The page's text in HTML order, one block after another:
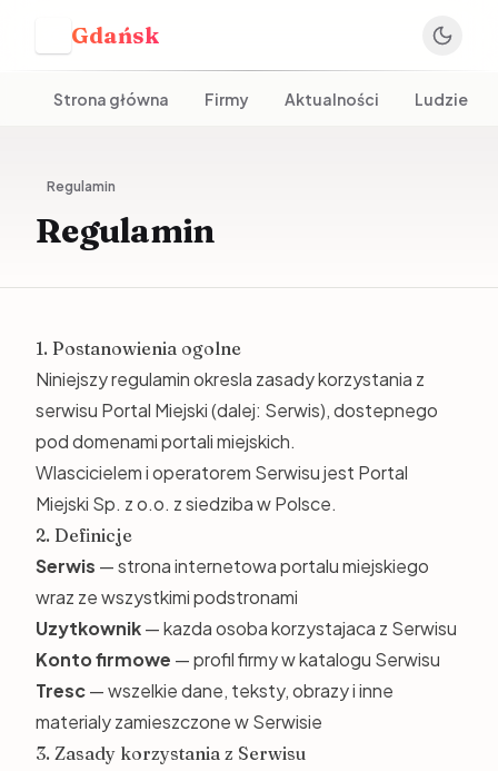
Gdańsk
Strona główna Firmy Aktualności Ludzie
Regulamin
Regulamin
1. Postanowienia ogolne
Niniejszy regulamin okresla zasady korzystania z
serwisu Portal Miejski (dalej: Serwis), dostepnego
pod domenami portali miejskich.
Wlascicielem i operatorem Serwisu jest Portal
Miejski Sp. z o.o. z siedziba w Polsce.
2. Definicje
Serwis — strona internetowa portalu miejskiego
wraz ze wszystkimi podstronami
Uzytkownik— kazda osoba korzystajaca z Serwisu
Konto firmowe — profil firmy w katalogu Serwisu
Tresc— wszelkie dane, teksty, obrazy i inne
materialy zamieszczone w Serwisie
3. Zasady korzystania z Serwisu